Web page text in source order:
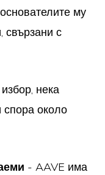
му
свързани с
нека
около
- AAVE има